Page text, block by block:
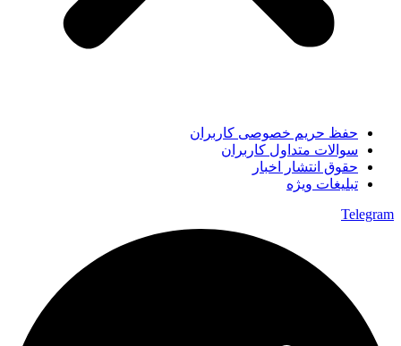
حفظ حریم خصوصی کاربران
سوالات متداول کاربران
حقوق انتشار اخبار
تبلیغات ویژه
Telegram